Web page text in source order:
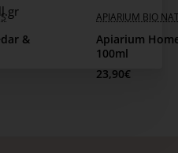
&
APIARIUM BIO
Apiarium
100ml
23,90€